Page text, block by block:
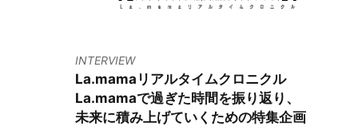
INTERVIEW
La.mamaリアルタイムクロニクル
La.mamaで過ぎた時間を振り返り、
未来に積み上げていくための特集企画